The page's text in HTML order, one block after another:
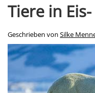
Tiere in
Geschrieben von Silke